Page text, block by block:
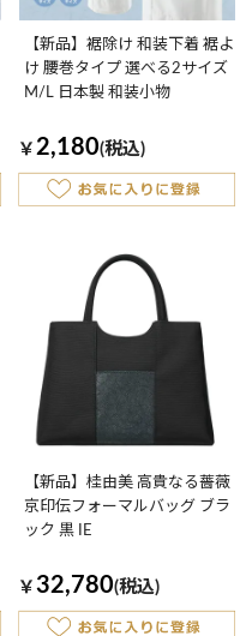
【新品】裾除け 和装下着 裾よ
け 腰巻タイプ 選べる2サイズ
M/L 日本製 和装小物
￥ 2,180(税込)
【新品】桂由美 高貴なる薔薇
京印伝フォーマルバッグ ブラ
ック 黒 IE
￥ 32,780(税込)